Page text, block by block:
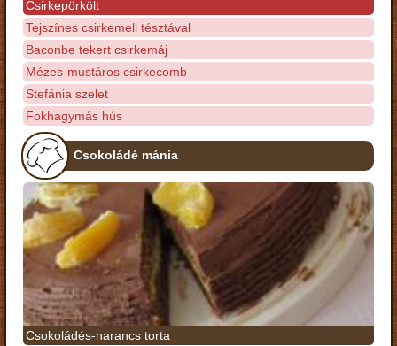
Csirkepörkölt
Tejszínes csirkemell tésztával
Baconbe tekert csirkemáj
Mézes-mustáros csirkecomb
Stefánia szelet
Fokhagymás hús
Csokoládé mánia
Csokoládés-narancs torta